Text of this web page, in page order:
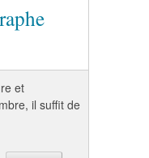
et
il suffit de